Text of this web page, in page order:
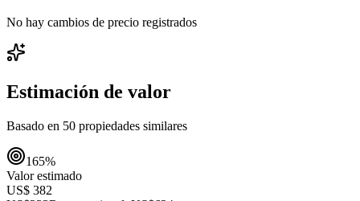
No hay cambios de precio registrados
Estimación de valor
Basado en 50 propiedades similares
165%
Valor estimado
US$ 382